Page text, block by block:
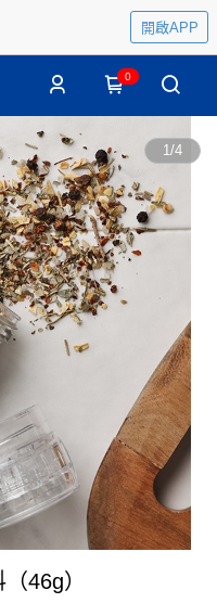
開啟APP
0
1/4
46g）